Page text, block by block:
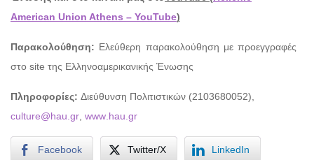
American Union Athens – YouTube)
Παρακολούθηση: Ελεύθερη παρακολούθηση με προεγγραφές
στο site της Ελληνοαμερικανικής Ένωσης
Πληροφορίες: Διεύθυνση Πολιτιστικών (2103680052),
culture@hau gr www hau gr
Facebook Twitter/X LinkedIn